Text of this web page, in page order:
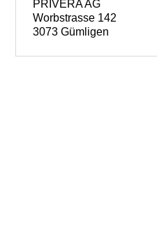
PRIVERA AG
Worbstrasse 142
3073 Gümligen